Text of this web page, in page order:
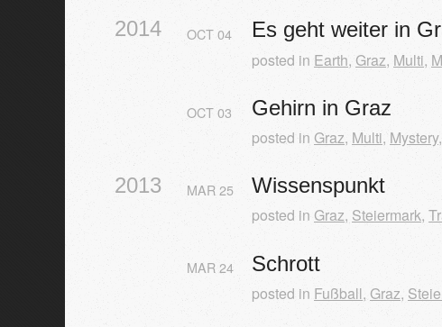
2014 Es geht weiter in
OCT04
posted in Earth, Graz, Multi,
Gehirn in Graz
OCT03
posted in Graz, Multi, Mystery,
2013 Wissenspunkt
MAR 25
posted in Graz, Steiermark,
Schrott
MAR24
posted in Fußball, Graz,